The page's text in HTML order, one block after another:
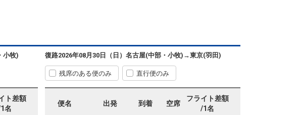
小牧)
ト差額
名
復路2026年08月30日（日） 名古屋(中部・小牧) →東京(羽田)
残席のある便のみ 直行便のみ
便名 出発 到着 空席
フライト差額
/1名